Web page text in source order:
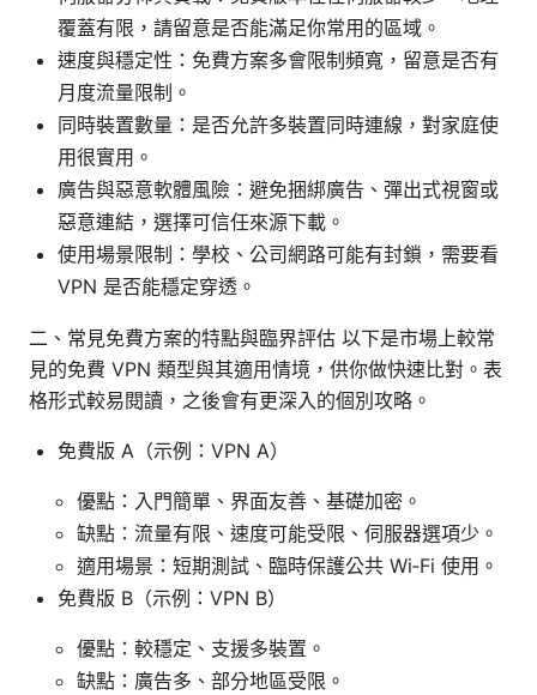
覆蓋有限，請留意是否能滿足你常用的區域。
速度與穩定性：免費方案多會限制頻寬，留意是否有
月度流量限制。
同時裝置數量：是否允許多裝置同時連線，對家庭使
用很實用。
廣告與惡意軟體風險：避免捆綁廣告、彈出式視窗或
惡意連結，選擇可信任來源下載。
使用場景限制：學校、公司網路可能有封鎖，需要看
VPN 是否能穩定穿透。
二、常見免費方案的特點與臨界評估 以下是市場上較常
見的免費 VPN 類型與其適用情境，供你做快速比對。表
格形式較易閱讀，之後會有更深入的個別攻略。
免費版 A（示例：VPN A）
優點：入門簡單、界面友善、基礎加密。
缺點：流量有限、速度可能受限、伺服器選項少。
適用場景：短期測試、臨時保護公共 Wi‑Fi 使用。
免費版 B（示例：VPN B）
優點：較穩定、支援多裝置。
缺點：廣告多、部分地區受限。